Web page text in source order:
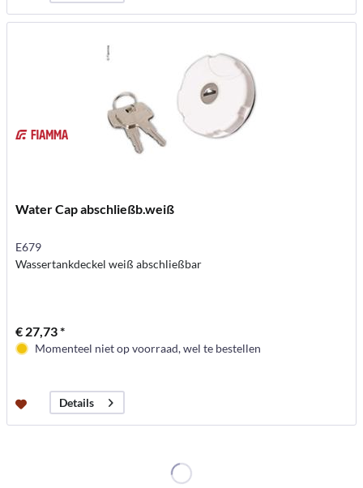
Water Cap abschließb.weiß
E679
Wassertankdeckel weiß abschließbar
€ 27,73 *
Momenteel niet op voorraad, wel te bestellen
Details